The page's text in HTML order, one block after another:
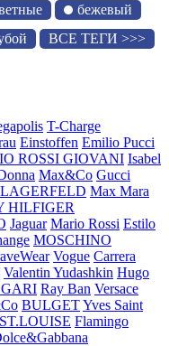
бежевый
ВСЕ ТЕГИ >>>
T-Charge
Einstoffen Emilio Pucci
ROSSI GIOVANI Isabel
Max&Co Gucci
Max Mara
HILFIGER
Jaguar Mario Rossi Estilo
MOSCHINO
Vogue Carrera
Valentin Yudashkin Hugo
Ray Ban Versace
BULGETYves Saint
ST.LOUISE Flamingo